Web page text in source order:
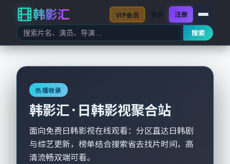
韩影汇
搜索
VIP会员 注册
热播收录
韩影汇 · 日韩影视聚合站
面向免费日韩影视在线观看：分区直达日韩剧
与综艺更新，榜单结合搜索省去找片时间，高
清流畅双端可看。